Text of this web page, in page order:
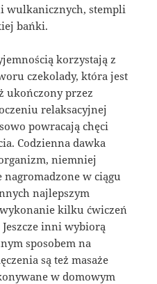
wulkanicznych, stempli
bańki.
korzystają z
czekolady, która jest
ukończony przez
relaksacyjnej
powracają chęci
Codzienna dawka
niemniej
w ciągu
najlepszym
kilku ćwiczeń
inni wybiorą
sposobem na
są też masaże
w domowym